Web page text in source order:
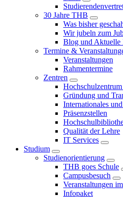
30 Jahre THB
Was bisher
Wir jubeln zum
Blog und Aktuelle
Termine &
Veranstaltungen
Rahmentermine
Zentren
Gründung und
Internationales
Präsenzstellen
Qualität der Lehre
IT Services
Studium
Studienorientierung
THB goes Schule
Campusbesuch
Veranstaltungen
Infopaket